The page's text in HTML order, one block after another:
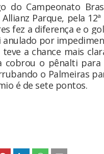
do Campeonato
Parque, pela
fez a diferença e o
por
a chance mais
cobrou o pênalti
o Palmeiras
é de sete pontos.